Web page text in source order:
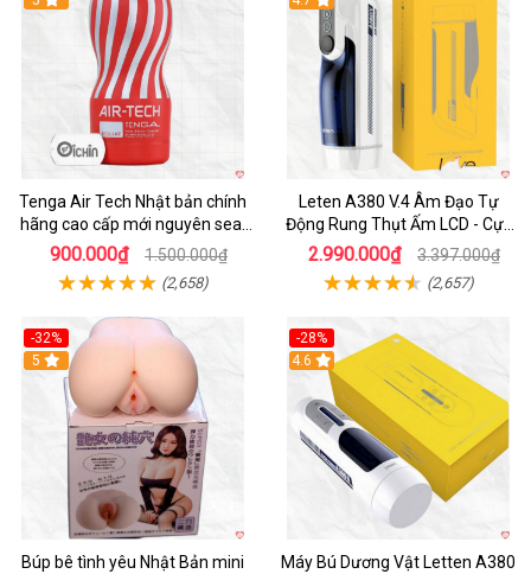
Tenga Air Tech Nhật bản chính
hãng cao cấp mới nguyên seal
giá tốt
900.000₫ 1.500.000₫
(2,658)
Leten A380 V.4 Âm Đạo Tự
Động Rung Thụt Ấm LCD - Cực
Phê
2.990.000₫ 3.397.000₫
(2,657)
-32%
Hot
5
Búp bê tình yêu Nhật Bản mini
-28%
Hot
4.6
Máy Bú Dương Vật Letten A380